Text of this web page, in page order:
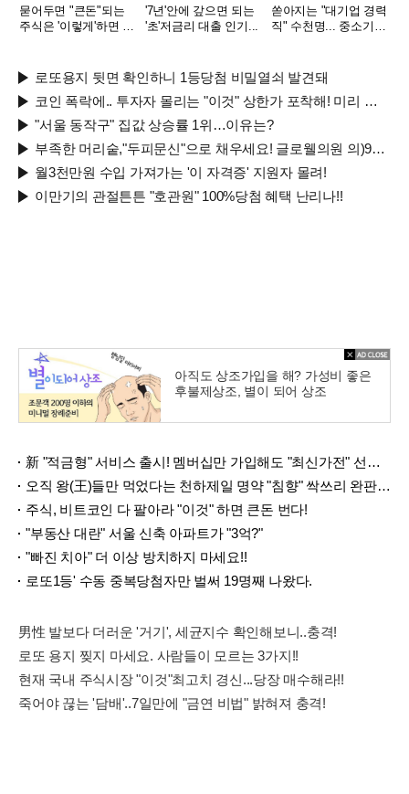
묻어두면 "큰돈"되는
주식은 '이렇게'하면 된
'7년'안에 갚으면 되는
'초'저금리 대출 인기...
쏟아지는 "대기업 경력
직" 수천명... 중소기업
로또용지 뒷면 확인하니 1등당첨 비밀열쇠 발견돼
코인 폭락에.. 투자자 몰리는 "이것" 상한가 포착해! 미리 투자..
"서울 동작구" 집값 상승률 1위…이유는?
부족한 머리숱,"두피문신"으로 채우세요! 글로웰의원 의)96837
월3천만원 수입 가져가는 '이 자격증' 지원자 몰려!
이만기의 관절튼튼 "호관원" 100%당첨 혜택 난리나!!
아직도 상조가입을 해? 가성비 좋은
후불제상조, 별이 되어 상조
新 "적금형" 서비스 출시! 멤버십만 가입해도 "최신가전" 선착순 100% 무료 경품지원!!
오직 왕(王)들만 먹었다는 천하제일 명약 "침향" 싹쓰리 완판!! 왜 난리났나 봤더니..경악!
주식, 비트코인 다 팔아라 "이것" 하면 큰돈 번다!
"부동산 대란" 서울 신축 아파트가 "3억?"
"빠진 치아" 더 이상 방치하지 마세요!!
로또1등' 수동 중복당첨자만 벌써 19명째 나왔다.
男性 발보다 더러운 '거기', 세균지수 확인해보니..충격!
로또 용지 찢지 마세요. 사람들이 모르는 3가지!!
현재 국내 주식시장 "이것"최고치 경신...당장 매수해라!!
죽어야 끊는 '담배'..7일만에 "금연 비법" 밝혀져 충격!